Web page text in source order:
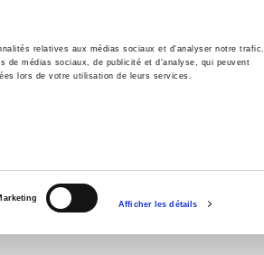
relatives aux médias sociaux et d'analyser notre trafic.
de médias sociaux, de publicité et d'analyse, qui peuvent
lors de votre utilisation de leurs services.
Afficher les détails
International Politics